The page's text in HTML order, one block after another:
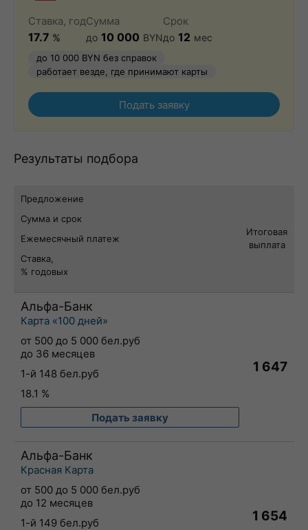
Ставка, год
17.7 %
Сумма
до 10 000 BYN
Срок
до 12 мес
до 10 000 BYN без справок
работает везде, где принимают карты
Подать заявку
Результаты подбора
Предложение
Сумма и срок
Ежемесячный платеж
Ставка,
% годовых
Итоговая
выплата
Альфа-Банк
Карта «100 дней»
от 500 до 5 000 бел.руб
до 36 месяцев
1-й 148 бел.руб
18.1 %
Подать заявку
1 647
Альфа-Банк
Красная Карта
от 500 до 5 000 бел.руб
до 12 месяцев
1-й 149 бел.руб
1 654